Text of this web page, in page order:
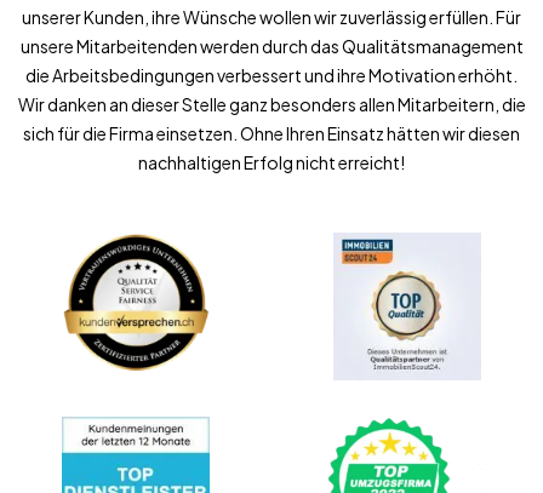
unserer Kunden, ihre Wünsche wollen wir zuverlässig erfüllen. Für
unsere Mitarbeitenden werden durch das Qualitätsmanagement
die Arbeitsbedingungen verbessert und ihre Motivation erhöht.
Wir danken an dieser Stelle ganz besonders allen Mitarbeitern, die
sich für die Firma einsetzen. Ohne Ihren Einsatz hätten wir diesen
nachhaltigen Erfolg nicht erreicht!